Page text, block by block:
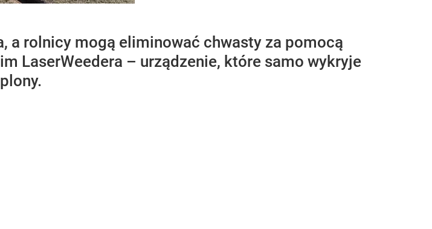
a rolnicy mogą eliminować chwasty za pomocą
LaserWeedera – urządzenie, które samo wykryje